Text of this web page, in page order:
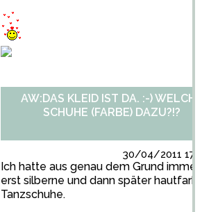
AW:DAS KLEID IST DA. :-) WELCHE
SCHUHE (FARBE) DAZU?!?
30/04/2011
Ich hatte aus genau dem Grund immer
erst silberne und dann später
Tanzschuhe.